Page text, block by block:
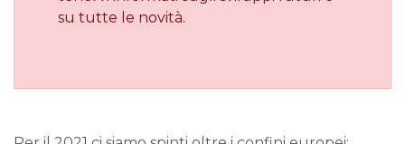
su tutte le novità.